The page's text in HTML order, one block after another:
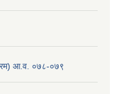
आ.व. ०७८-०७९